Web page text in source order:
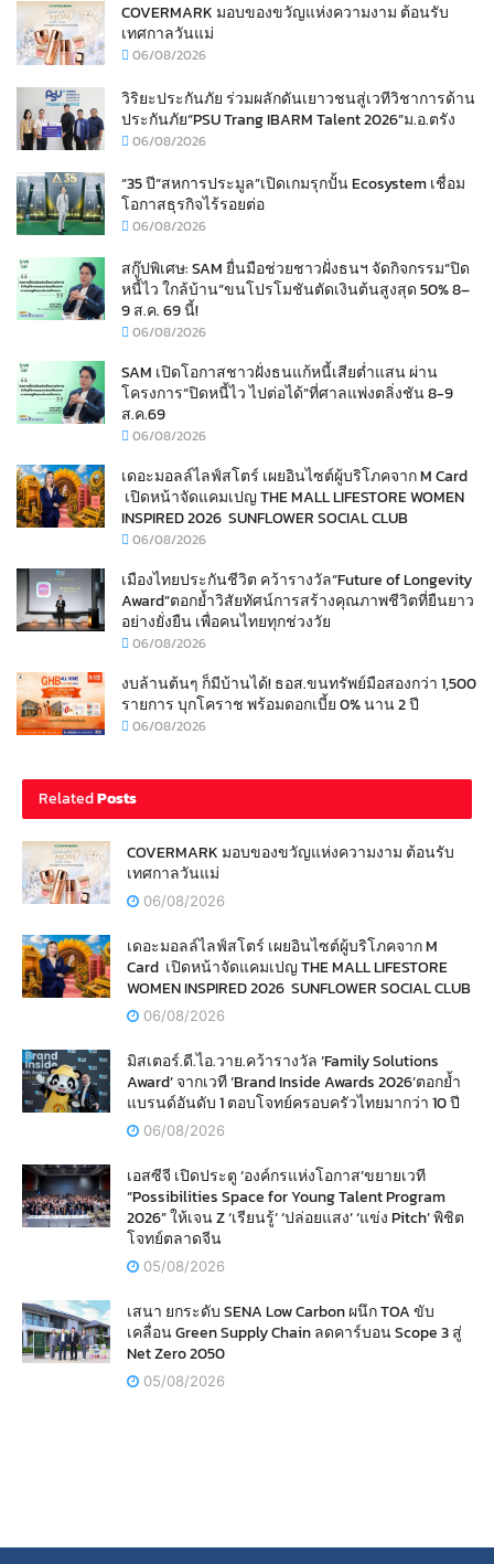
COVERMARK มอบของขวัญแห่งความงาม ต้อนรับ
เทศกาลวันแม่
06/08/2026
วิริยะประกันภัย ร่วมผลักดันเยาวชนสู่เวทีวิชาการด้าน
ประกันภัย“PSU Trang IBARM Talent 2026”ม.อ.ตรัง
06/08/2026
“35 ปี“สหการประมูล”เปิดเกมรุกปั้น Ecosystem เชื่อม
โอกาสธุรกิจไร้รอยต่อ
06/08/2026
สกู๊ปพิเศษ: SAM ยื่นมือช่วยชาวฝั่งธนฯ จัดกิจกรรม“ปิด
หนี้ไว ใกล้บ้าน”ขนโปรโมชันตัดเงินต้นสูงสุด 50% 8–
9 ส.ค. 69 นี้!
06/08/2026
SAM เปิดโอกาสชาวฝั่งธนแก้หนี้เสียต่ำแสน ผ่าน
โครงการ“ปิดหนี้ไว ไปต่อได้”ที่ศาลแพ่งตลิ่งชัน 8-9
ส.ค.69
06/08/2026
เดอะมอลล์ไลฟ์สโตร์ เผยอินไซต์ผู้บริโภคจาก M Card
เปิดหน้าจัดแคมเปญ THE MALL LIFESTORE WOMEN
INSPIRED 2026 SUNFLOWER SOCIAL CLUB
06/08/2026
เมืองไทยประกันชีวิต คว้ารางวัล“Future of Longevity
Award”ตอกย้ำวิสัยทัศน์การสร้างคุณภาพชีวิตที่ยืนยาว
อย่างยั่งยืน เพื่อคนไทยทุกช่วงวัย
06/08/2026
งบล้านต้นๆ ก็มีบ้านได้! ธอส.ขนทรัพย์มือสองกว่า 1,500
รายการ บุกโคราช พร้อมดอกเบี้ย 0% นาน 2 ปี
06/08/2026
RelatedPosts
COVERMARK มอบของขวัญแห่งความงาม ต้อนรับ
เทศกาลวันแม่
06/08/2026
เดอะมอลล์ไลฟ์สโตร์ เผยอินไซต์ผู้บริโภคจาก M
Card เปิดหน้าจัดแคมเปญ THE MALL LIFESTORE
WOMEN INSPIRED 2026 SUNFLOWER SOCIAL CLUB
06/08/2026
มิสเตอร์.ดี.ไอ.วาย.คว้ารางวัล ‘Family Solutions
Award’ จากเวที ‘Brand Inside Awards 2026’ตอกย้ำ
แบรนด์อันดับ 1 ตอบโจทย์ครอบครัวไทยมากว่า 10 ปี
06/08/2026
เอสซีจี เปิดประตู ‘องค์กรแห่งโอกาส’ขยายเวที
“Possibilities Space for Young Talent Program
2026” ให้เจน Z ‘เรียนรู้’ ‘ปล่อยแสง’ ‘แข่ง Pitch’ พิชิต
โจทย์ตลาดจีน
05/08/2026
เสนา ยกระดับ SENA Low Carbon ผนึก TOA ขับ
เคลื่อน Green Supply Chain ลดคาร์บอน Scope 3 สู่
Net Zero 2050
05/08/2026